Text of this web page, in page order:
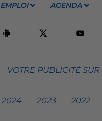
EMPLOI AGENDA
VOTRE PUBLICITÉ
2024 2023 2022